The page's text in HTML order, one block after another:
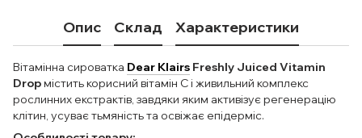
Опис Склад Характеристики
Вітамінна сироватка Dear Klairs Freshly Juiced Vitamin
Dropмістить корисний вітамін С і живильний комплекс
рослинних екстрактів, завдяки яким активізує регенерацію
клітин, усуває тьмяність та освіжає епідерміс.